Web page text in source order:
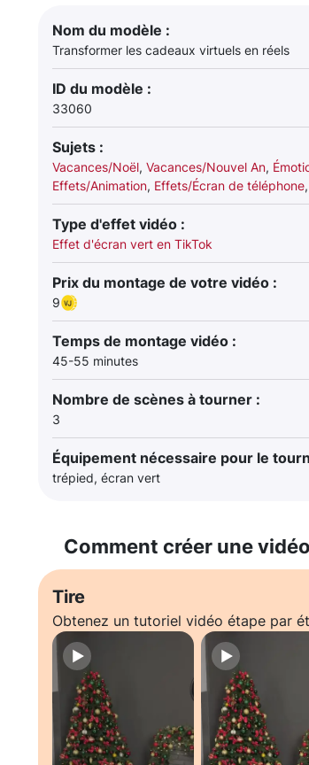
Nom du modèle :
Transformer les cadeaux virtuels en réels
ID du modèle :
33060
Sujets :
Vacances/Noël, Vacances/Nouvel An,
Effets/Animation, Effets/Écran de téléphone,
Type d'effet vidéo :
Effet d'écran vert en TikTok
Prix du montage de votre vidéo :
9
Temps de montage vidéo :
45-55 minutes
Nombre de scènes à tourner :
3
Équipement nécessaire pour le
trépied, écran vert
Comment créer une
Tire
Obtenez un tutoriel vidéo étape par